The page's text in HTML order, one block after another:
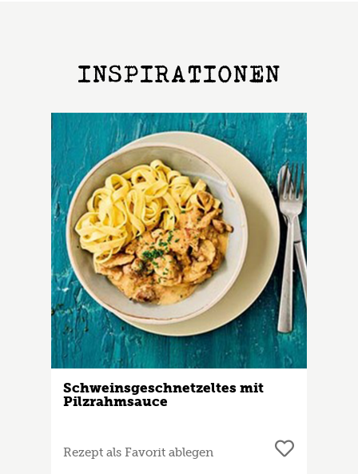
INSPIRATIONEN
Schweinsgeschnetzeltes mit
Pilzrahmsauce
Rezept als Favorit ablegen